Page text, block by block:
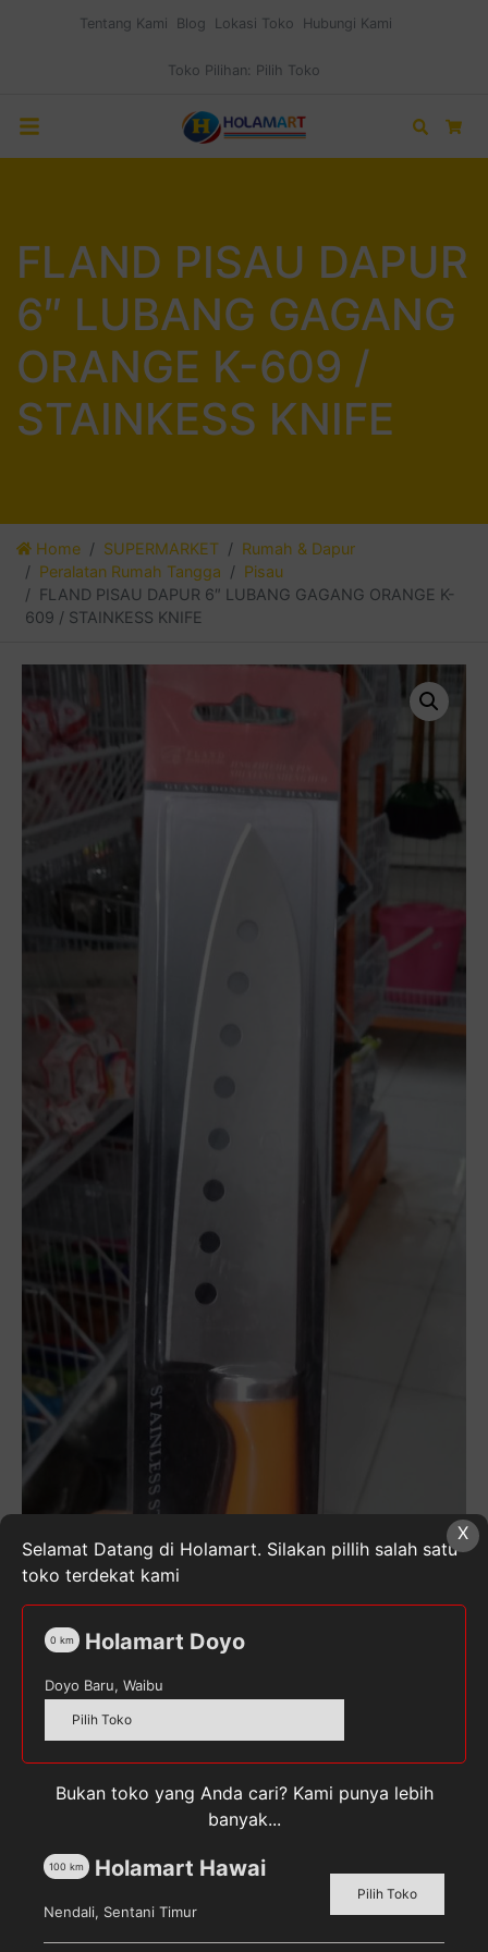
Tentang Kami Blog Lokasi Toko Hubungi Kami
Toko Pilihan: Pilih Toko
Search
FLAND PISAU DAPUR
6″ LUBANG GAGANG
ORANGE K-609 /
STAINKESS KNIFE
Home SUPERMARKET
Rumah & Dapur
Peralatan Rumah Tangga
Pisau
FLAND PISAU DAPUR 6″ LUBANG GAGANG ORANGE K-
609 / STAINKESS KNIFE
Pilih toko untuk melihat harga
Kuantitas
PISAU
X
Selamat Datang di Holamart. Silakan pillih salah satu
toko terdekat kami
Holamart Doyo
0 km
Doyo Baru, Waibu
Pilih Toko
Bukan toko yang Anda cari? Kami punya lebih
banyak...
Holamart Hawai
100 km
Nendali, Sentani Timur
Pilih Toko